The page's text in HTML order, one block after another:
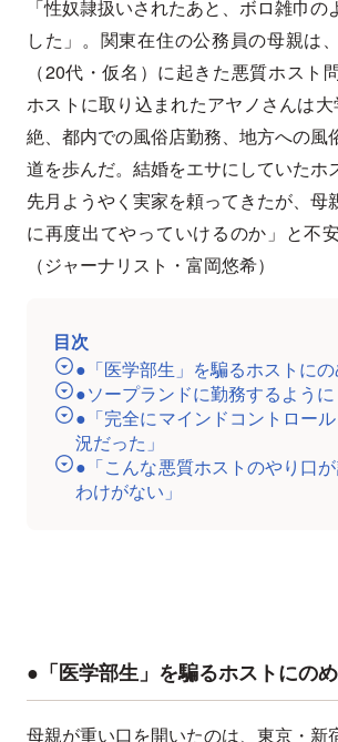
「性奴隷扱いされたあと、ボロ雑巾の
した」。関東在住の公務員の母親は
（20代・仮名）に起きた悪質ホスト
ホストに取り込まれたアヤノさんは
絶、都内での風俗店勤務、地方への風
道を歩んだ。結婚をエサにしていたホ
先月ようやく実家を頼ってきたが、母
に再度出てやっていけるのか」と不
（ジャーナリスト・富岡悠希）
目次
●「医学部生」を騙るホストに
●ソープランドに勤務するように
●「完全にマインドコントロー
況だった」
●「こんな悪質ホストのやり口
わけがない」
●「医学部生」を騙るホストにの
母親が重い口を開いたのは、東京・新